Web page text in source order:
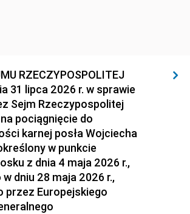
RZECZYPOSPOLITEJ
31 lipca 2026 r. w sprawie
Sejm Rzeczypospolitej
pociągnięcie do
karnej posła Wojciecha
w punkcie
z dnia 4 maja 2026 r.,
dniu 28 maja 2026 r.,
przez Europejskiego